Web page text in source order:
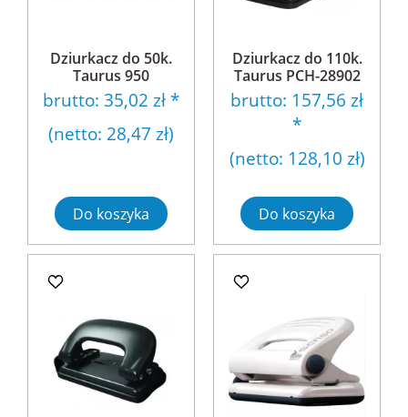
Dziurkacz do 50k.
Taurus 950
brutto: 35,02 zł *
(netto: 28,47 zł)
Do koszyka
Dziurkacz do 110k.
Taurus PCH-28902
brutto: 157,56 zł
*
(netto: 128,10 zł)
Do koszyka